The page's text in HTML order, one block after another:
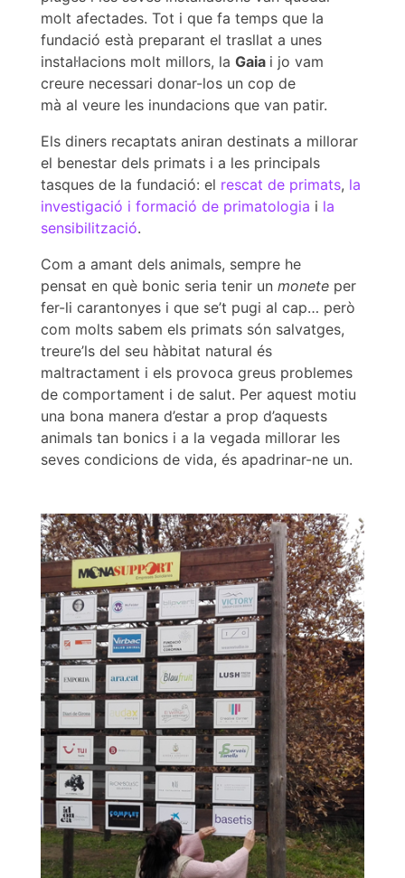
molt afectades. Tot i que fa temps que la
fundació està preparant el trasllat a unes
instal·lacions molt millors, la Gaia i jo vam
creure necessari donar-los un cop de
mà al veure les inundacions que van patir.
Els diners recaptats aniran destinats a millorar
el benestar dels primats i a les principals
tasques de la fundació: el rescat de primats, la
investigació i formació de primatologia i la
sensibilització.
Com a amant dels animals, sempre he
pensat en què bonic seria tenir un monete per
fer-li carantonyes i que se’t pugi al cap… però
com molts sabem els primats són salvatges,
treure’ls del seu hàbitat natural és
maltractament i els provoca greus problemes
de comportament i de salut. Per aquest motiu
una bona manera d’estar a prop d’aquests
animals tan bonics i a la vegada millorar les
seves condicions de vida, és apadrinar-ne un.